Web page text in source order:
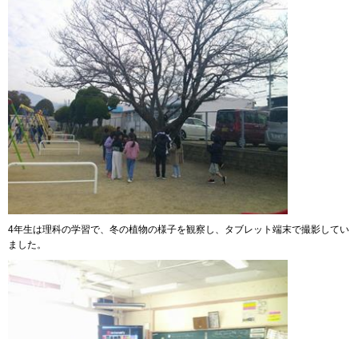
4年生は理科の学習で、冬の植物の様子を観察し、タブレット端末で撮影してい
ました。